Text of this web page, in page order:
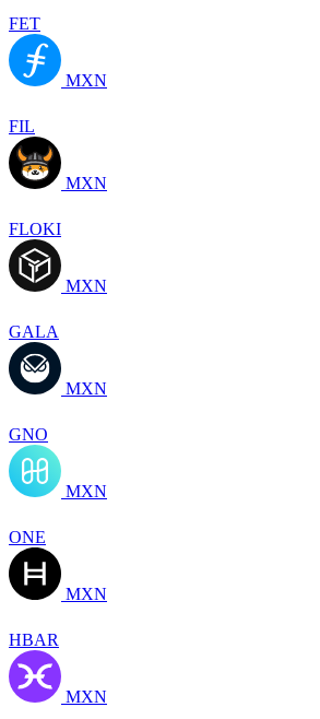
FET
MXN
FIL
MXN
FLOKI
MXN
GALA
MXN
GNO
MXN
ONE
MXN
HBAR
MXN